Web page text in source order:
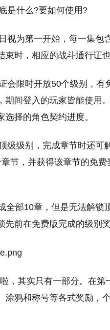
是什么?要如何使用?
视为第一开始，每一集包
时，相应的战斗通行证也
会限时开放50个级别，有
间登入的玩家皆能使用
择的角色契约进度。
级别，完成章节时还可
节，并获得该章节的免费
全部10章，但是无法解锁
前在免费版完成的级别奖
，其实只有一部分。在第
鸦和称号等各式奖励，